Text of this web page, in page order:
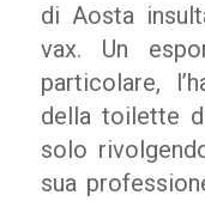
di Aosta
vax. Un
particolare,
della toilette
solo
sua